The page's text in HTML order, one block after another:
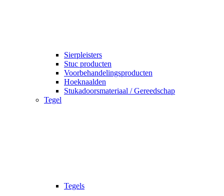
Sierpleisters
Stuc producten
Voorbehandelingsproducten
Hoeknaalden
Stukadoorsmateriaal / Gereedschap
Tegel
Tegels